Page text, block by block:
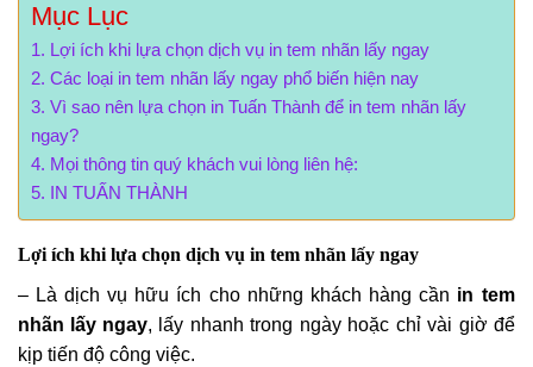
Mục Lục
Lợi ích khi lựa chọn dịch vụ in tem nhãn lấy ngay
Các loại in tem nhãn lấy ngay phổ biến hiện nay
Vì sao nên lựa chọn in Tuấn Thành để in tem nhãn lấy
ngay?
Mọi thông tin quý khách vui lòng liên hệ:
IN TUẤN THÀNH
Lợi ích khi lựa chọn dịch vụ in tem nhãn lấy ngay
– Là dịch vụ hữu ích cho những khách hàng cần in tem
nhãn lấy ngay, lấy nhanh trong ngày hoặc chỉ vài giờ để
kịp tiến độ công việc.